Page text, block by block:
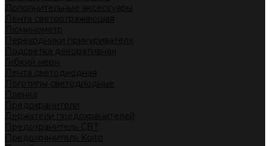
Дополнительные аксессуары
Лента светоотражающая
Люминометр
Переходники прикуривателя
Подсветка декоративная
Гибкий неон
Лента светодиодная
Логотипы светодиодные
Пленка
Предохранители
Держатели предохранителей
Предохранитель CBT
Предохранитель Koito